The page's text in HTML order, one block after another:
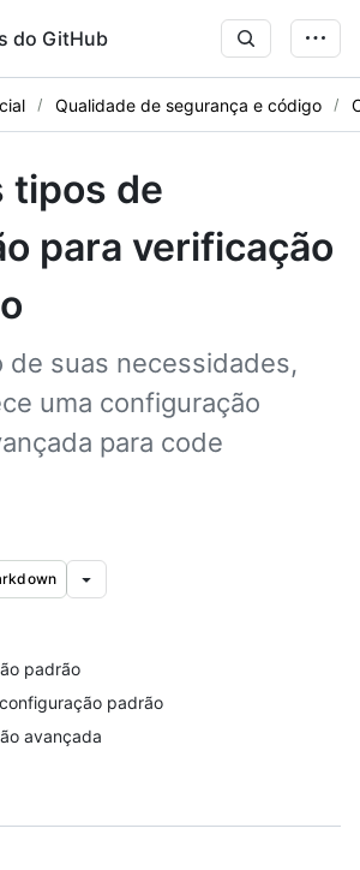
do GitHub
Qualidade de segurança e código
tipos de
para verificação
de suas necessidades,
uma configuração
para code
padrão
padrão
avançada